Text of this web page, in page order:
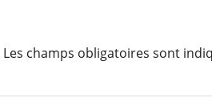
Les champs obligatoires sont